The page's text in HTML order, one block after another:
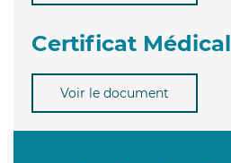
Certificat Médical
Voir le document